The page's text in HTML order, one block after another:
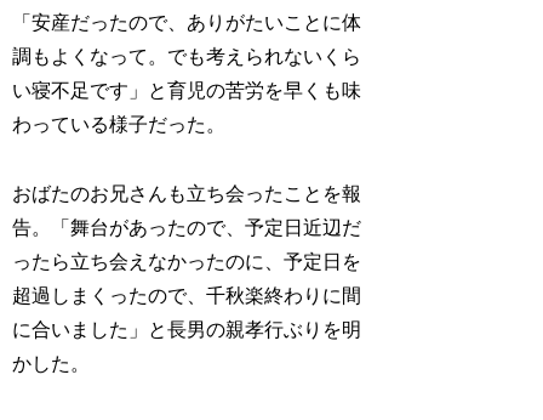
「安産だったので、ありがたいことに体
調もよくなって。でも考えられないくら
い寝不足です」と育児の苦労を早くも味
わっている様子だった。
おばたのお兄さんも立ち会ったことを報
告。「舞台があったので、予定日近辺だ
ったら立ち会えなかったのに、予定日を
超過しまくったので、千秋楽終わりに間
に合いました」と長男の親孝行ぶりを明
かした。